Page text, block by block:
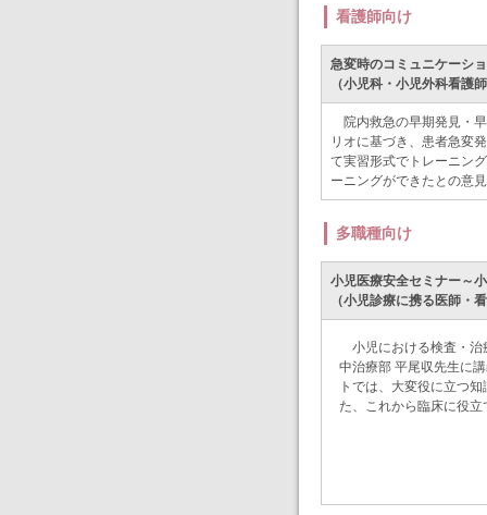
看護師向け
急変時のコミュニケーシ
（小児科・小児外科看護
院内救急の早期発見・
リオに基づき、患者急変
て実習形式でトレーニン
ーニングができたとの意
多職種向け
小児医療安全セミナー～
（小児診療に携る医師・
小児における検査・治
中治療部 平尾収先生に
トでは、大変役に立つ
た、これから臨床に役